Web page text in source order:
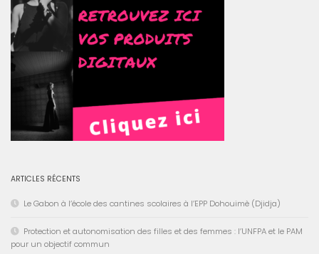
ARTICLES RÉCENTS
Le Gabon à l’école des cantines scolaires à l’EPP Dohouimè (Djidja)
Protection et autonomisation des filles et des femmes : l’UNFPA et le PAM
pour un objectif commun